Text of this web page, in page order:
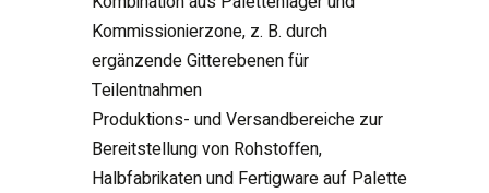
Kommissionierzone, z. B. durch
ergänzende Gitterebenen für
Teilentnahmen
Produktions- und Versandbereiche zur
Bereitstellung von Rohstoffen,
Halbfabrikaten und Fertigware auf Palette